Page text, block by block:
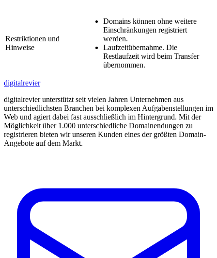
Restriktionen und
Hinweise
Domains können ohne weitere
Einschränkungen registriert
werden.
Laufzeitübernahme. Die
Restlaufzeit wird beim Transfer
übernommen.
digitalrevier
digitalrevier unterstützt seit vielen Jahren Unternehmen aus
unterschiedlichsten Branchen bei komplexen Aufgabenstellungen im
Web und agiert dabei fast ausschließlich im Hintergrund. Mit der
Möglichkeit über 1.000 unterschiedliche Domainendungen zu
registrieren bieten wir unseren Kunden eines der größten Domain-
Angebote auf dem Markt.